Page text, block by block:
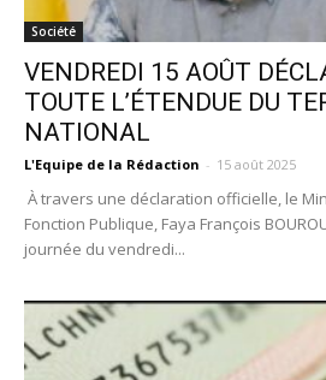
Société
VENDREDI 15 AOÛT
TOUTE L’ÉTENDUE DU
NATIONAL
L'Equipe de la Rédaction - 15 août 2025
À travers une déclaration officielle, le
Fonction Publique, Faya François
journée du vendredi...